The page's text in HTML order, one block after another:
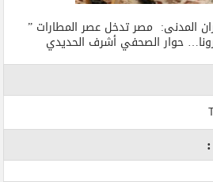
المدنى: مصر تدخل عصر المطارات ”
حوار الصحفي أشرف الحديدي